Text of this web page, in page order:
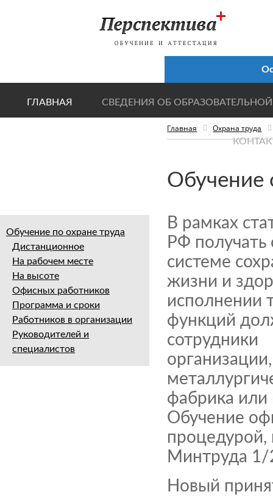
ГЛАВНАЯ СВЕДЕНИЯ ОБ
Обучение по охране труда
Дистанционное
На рабочем месте
На высоте
Офисных работников
Программа и сроки
Работников в организации
Руководителей и
специалистов
Главная Охрана труда
Обучение
В рамках
РФ получать
системе
жизни и
исполнении
функций
сотрудники
фабрика или
Обучение
процедурой,
Минтруда 1/
Новый